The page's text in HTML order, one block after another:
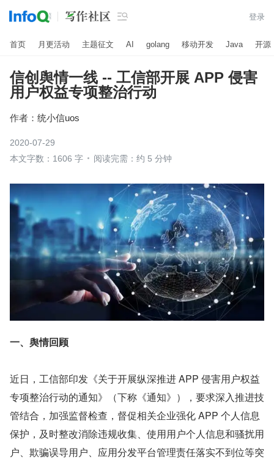
 登录
首页 月更活动 主题征文 AI golang 移动开发 Java 开源
信创舆情一线 -- 工信部开展 APP 侵害
用户权益专项整治行动
作者： 统小信uos
2020-07-29
本文字数：1606 字
阅读完需：约 5 分钟
一、舆情回顾
近日，工信部印发《关于开展纵深推进 APP 侵害用户权益
专项整治行动的通知》（下称《通知》），要求深入推进技
管结合，加强监督检查，督促相关企业强化 APP 个人信息
保护，及时整改消除违规收集、使用用户个人信息和骚扰用
户、欺骗误导用户、应用分发平台管理责任落实不到位等突